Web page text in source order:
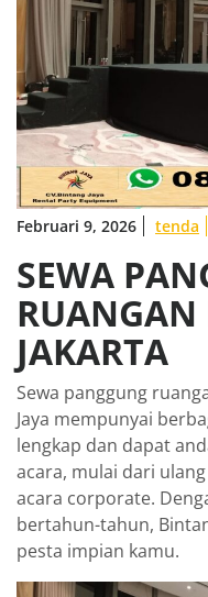
Februari 9, 2026 tenda
SEWA
RUANGAN
JAKARTA
Sewa panggung
Jaya mempunyai
lengkap dan dapat
acara, mulai dari
acara corporate.
bertahun-tahun,
pesta impian kamu.